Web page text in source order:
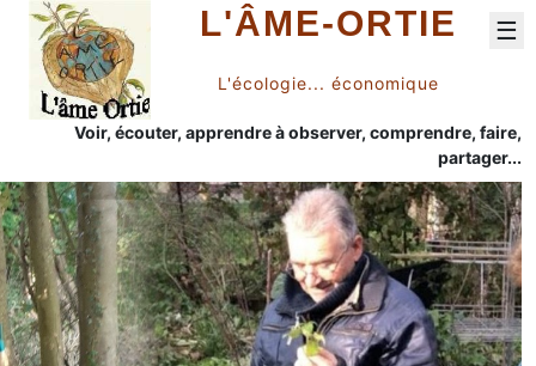
L'ÂME-ORTIE
L'écologie... économique
Voir, écouter, apprendre à observer, comprendre, faire,
partager...
☰